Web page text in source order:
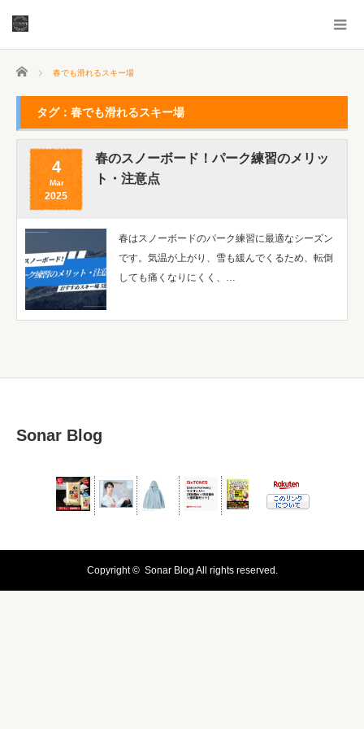
ホーム 春でも滑れるスキー場
タグ：春でも滑れるスキー場
4
Mar
2025
春のスノーボード！パーク練習のメリッ
ト・注意点
春はスノーボードのパーク練習に最適なシーズン
です。気温が上がり、雪も緩んでくるため、転倒
しても痛くなりにくく、…
Sonar Blog
Copyright © Sonar Blog All rights reserved.